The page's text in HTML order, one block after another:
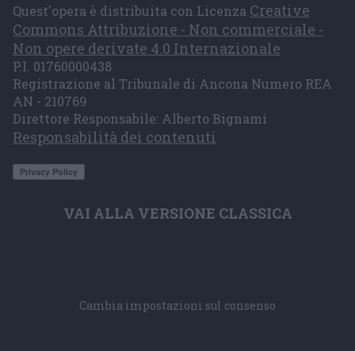
Quest'opera è distribuita con Licenza Creative
Commons Attribuzione - Non commerciale -
Non opere derivate 4.0 Internazionale
P.I. 01760000438
Registrazione al Tribunale di Ancona Numero REA
AN - 210769
Direttore Responsabile: Alberto Bignami
Responsabilità dei contenuti
VAI ALLA VERSIONE CLASSICA
Cambia impostazioni sul consenso